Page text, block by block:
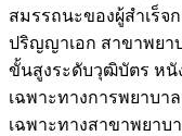
สมรรถนะของผู้สำเร็
ปริญญาเอก สาขาพยา
ขั้นสูงระดับวุฒิบัตร ห
เฉพาะทางการพยาบา
เฉพาะทางสาขาพยาบ